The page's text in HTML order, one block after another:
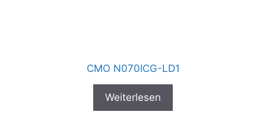
CMO N070ICG-LD1
Weiterlesen